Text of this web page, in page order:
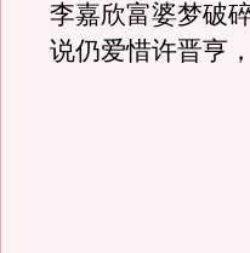
李嘉欣富婆梦破
说仍爱惜许晋亨